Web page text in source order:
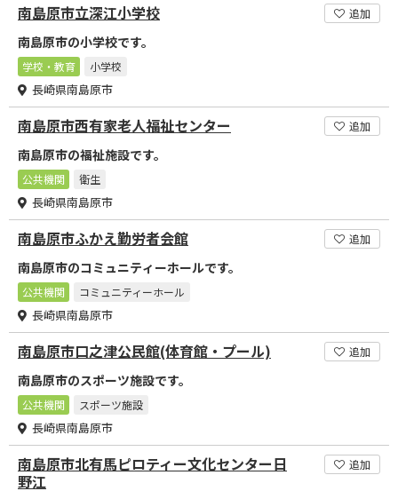
南島原市立深江小学校 追加
南島原市の小学校です。
学校・教育 小学校
長崎県南島原市
南島原市西有家老人福祉センター 追加
南島原市の福祉施設です。
公共機関 衛生
長崎県南島原市
南島原市ふかえ勤労者会館 追加
南島原市のコミュニティーホールです。
公共機関 コミュニティーホール
長崎県南島原市
南島原市口之津公民館(体育館・プール) 追加
南島原市のスポーツ施設です。
公共機関 スポーツ施設
長崎県南島原市
南島原市北有馬ピロティー文化センター日
野江
追加